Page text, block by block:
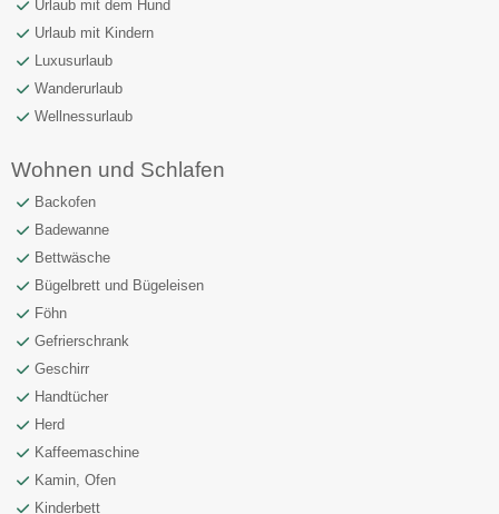
Urlaub mit dem Hund
Urlaub mit Kindern
Luxusurlaub
Wanderurlaub
Wellnessurlaub
Wohnen und Schlafen
Backofen
Badewanne
Bettwäsche
Bügelbrett und Bügeleisen
Föhn
Gefrierschrank
Geschirr
Handtücher
Herd
Kaffeemaschine
Kamin, Ofen
Kinderbett